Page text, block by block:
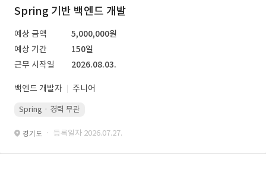
Spring 기반 백엔드 개발
예상 금액
5,000,000원
예상 기간
150일
근무 시작일
2026.08.03.
백엔드 개발자 주니어
Spring · 경력 무관
경기도 · 등록일자 2026.07.27.